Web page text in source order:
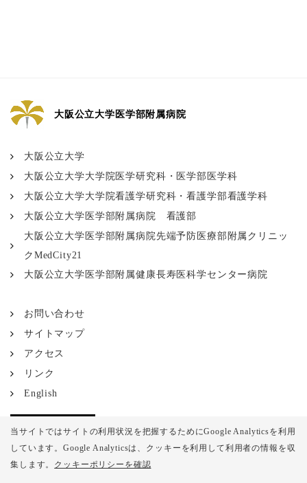
当サイトではサイトの利用状況を把握するためにGoogle Analyticsを利用
しています。Google Analyticsは、 クッキーを利用して利用者の情報を収
集します。 クッキーポリシーを確認
大阪公立大学医学部附属病院
大阪公立大学
大阪公立大学大学院医学研究科・医学部医学科
大阪公立大学大学院看護学研究科・看護学部看護学科
大阪公立大学医学部附属病院 看護部
大阪公立大学医学部附属病院先端予防医療部附属クリニッ
クMedCity21
大阪公立大学医学部附属健康長寿医科学センター病院
お問い合わせ
サイトマップ
アクセス
リンク
English